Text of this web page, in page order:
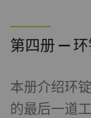
第四册 —
本册介绍环
的最后一道